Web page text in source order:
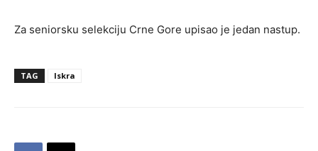
Za seniorsku selekciju Crne Gore upisao je jedan nastup.
TAG Iskra